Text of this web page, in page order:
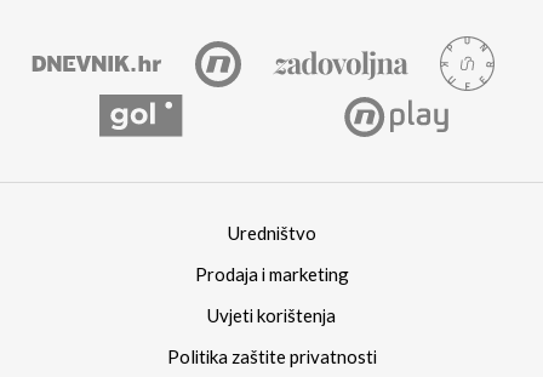
Uredništvo
Prodaja i marketing
Uvjeti korištenja
Politika zaštite privatnosti